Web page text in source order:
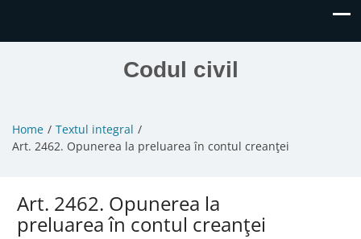
Codul civil
Home
Textul integral
Art. 2462. Opunerea la preluarea în contul creanţei
Art. 2462. Opunerea la
preluarea în contul creanţei